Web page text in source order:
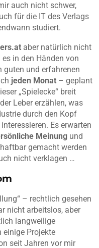
auch nicht schwer,
für die IT des Verlags
studiert.
aber natürlich nicht
in den Händen von
guten und erfahrenen
jeden Monat – geplant
„Spielecke“ breit
Leber erzählen, was
durch den Kopf
Es erwarten
Meinung und
gemacht werden
nicht verklagen …
– rechtlich gesehen
nicht arbeitslos, aber
langweilige
einige Projekte
seit Jahren vor mir